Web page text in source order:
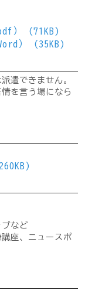
） (71KB)
） (35KB)
遣できません。
を言う場になら
など
座、ニュースポ